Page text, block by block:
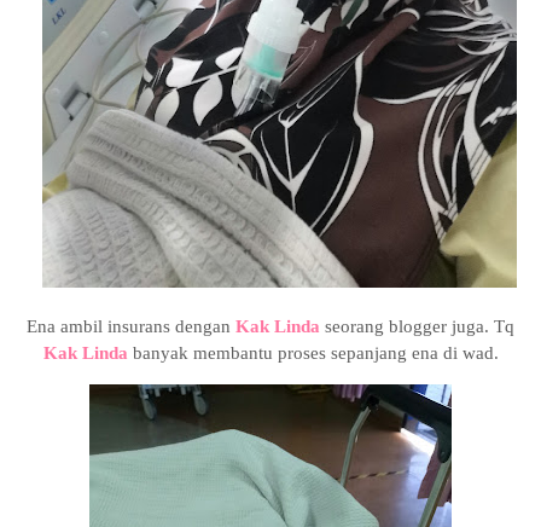
Ena ambil insurans dengan Kak Linda seorang blogger juga. Tq
Kak Linda banyak membantu proses sepanjang ena di wad.